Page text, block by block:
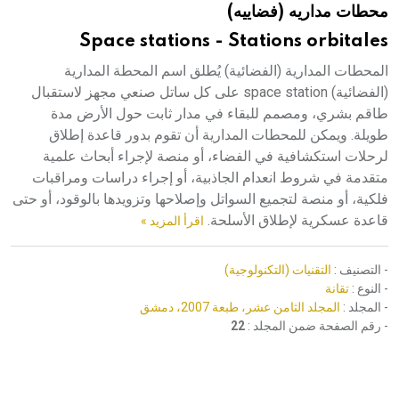
هيئة الموسوعة العربية تطلق موسوعات جديدة في عام 2026
محطات مداريه (فضاييه)
Space stations - Stations orbitales
المحطات المدارية (الفضائية) يُطلق اسم المحطة المدارية
(الفضائية) space station على كل ساتل صنعي مجهز لاستقبال
طاقم بشري، ومصمم للبقاء في مدار ثابت حول الأرض مدة
طويلة. ويمكن للمحطات المدارية أن تقوم بدور قاعدة إطلاق
لرحلات استكشافية في الفضاء، أو منصة لإجراء أبحاث علمية
متقدمة في شروط انعدام الجاذبية، أو إجراء دراسات ومراقبات
فلكية، أو منصة لتجميع السواتل وإصلاحها وتزويدها بالوقود، أو حتى
قاعدة عسكرية لإطلاق الأسلحة. اقرأ المزيد »
- التصنيف : التقنيات (التكنولوجية)
- النوع : تقانة
- المجلد : المجلد الثامن عشر، طبعة 2007، دمشق
- رقم الصفحة ضمن المجلد : 22